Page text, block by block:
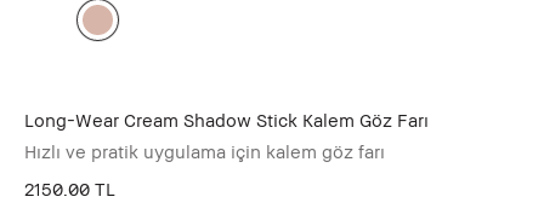
Long-Wear Cream Shadow Stick Kalem Göz Farı
Hızlı ve pratik uygulama için kalem göz farı
2150.00 TL